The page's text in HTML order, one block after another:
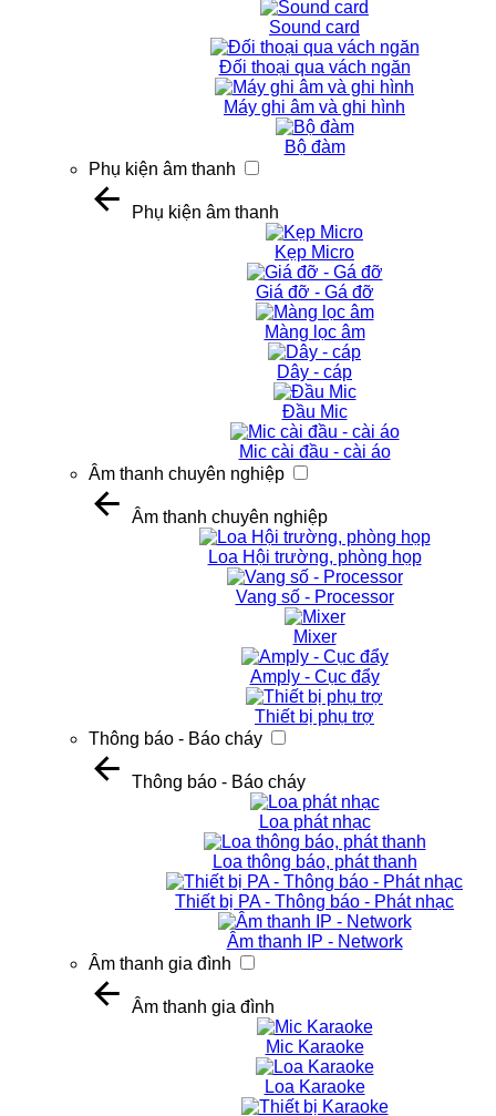
Sound card
Đối thoại qua vách ngăn
Máy ghi âm và ghi hình
Bộ đàm
Phụ kiện âm thanh
Phụ kiện âm thanh
Kẹp Micro
Giá đỡ - Gá đỡ
Màng lọc âm
Dây - cáp
Đầu Mic
Mic cài đầu - cài áo
Âm thanh chuyên nghiệp
Âm thanh chuyên nghiệp
Loa Hội trường, phòng họp
Vang số - Processor
Mixer
Amply - Cục đẩy
Thiết bị phụ trợ
Thông báo - Báo cháy
Thông báo - Báo cháy
Loa phát nhạc
Loa thông báo, phát thanh
Thiết bị PA - Thông báo - Phát nhạc
Âm thanh IP - Network
Âm thanh gia đình
Âm thanh gia đình
Mic Karaoke
Loa Karaoke